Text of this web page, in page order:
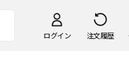
ログイン 注文履歴